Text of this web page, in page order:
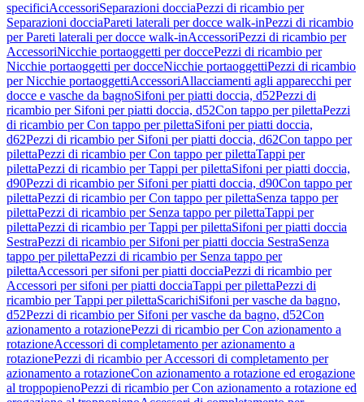
specificiAccessoriSeparazioni docciaPezzi di ricambio per
Separazioni docciaPareti laterali per docce walk-inPezzi di ricambio
per Pareti laterali per docce walk-inAccessoriPezzi di ricambio per
AccessoriNicchie portaoggetti per doccePezzi di ricambio per
Nicchie portaoggetti per docceNicchie portaoggettiPezzi di ricambio
per Nicchie portaoggettiAccessoriAllacciamenti agli apparecchi per
docce e vasche da bagnoSifoni per piatti doccia, d52Pezzi di
ricambio per Sifoni per piatti doccia, d52Con tappo per pilettaPezzi
di ricambio per Con tappo per pilettaSifoni per piatti doccia,
d62Pezzi di ricambio per Sifoni per piatti doccia, d62Con tappo per
pilettaPezzi di ricambio per Con tappo per pilettaTappi per
pilettaPezzi di ricambio per Tappi per pilettaSifoni per piatti doccia,
d90Pezzi di ricambio per Sifoni per piatti doccia, d90Con tappo per
pilettaPezzi di ricambio per Con tappo per pilettaSenza tappo per
pilettaPezzi di ricambio per Senza tappo per pilettaTappi per
pilettaPezzi di ricambio per Tappi per pilettaSifoni per piatti doccia
SestraPezzi di ricambio per Sifoni per piatti doccia SestraSenza
tappo per pilettaPezzi di ricambio per Senza tappo per
pilettaAccessori per sifoni per piatti docciaPezzi di ricambio per
Accessori per sifoni per piatti docciaTappi per pilettaPezzi di
ricambio per Tappi per pilettaScarichiSifoni per vasche da bagno,
d52Pezzi di ricambio per Sifoni per vasche da bagno, d52Con
azionamento a rotazionePezzi di ricambio per Con azionamento a
rotazioneAccessori di completamento per azionamento a
rotazionePezzi di ricambio per Accessori di completamento per
azionamento a rotazioneCon azionamento a rotazione ed erogazione
al troppopienoPezzi di ricambio per Con azionamento a rotazione ed